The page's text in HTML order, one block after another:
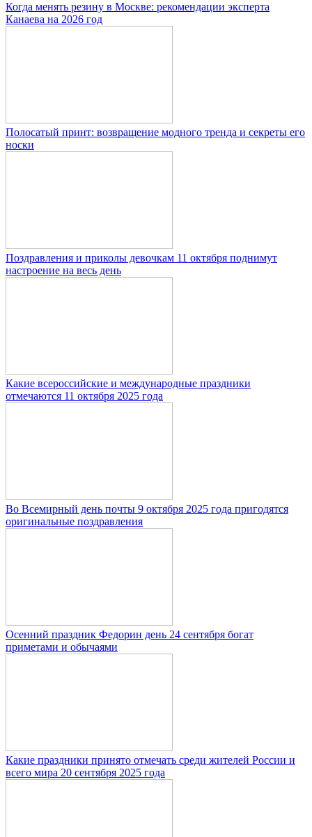
Когда менять резину в Москве: рекомендации эксперта
Канаева на 2026 год
Полосатый принт: возвращение модного тренда и секреты его
носки
Поздравления и приколы девочкам 11 октября поднимут
настроение на весь день
Какие всероссийские и международные праздники
отмечаются 11 октября 2025 года
Во Всемирный день почты 9 октября 2025 года пригодятся
оригинальные поздравления
Осенний праздник Федорин день 24 сентября богат
приметами и обычаями
Какие праздники принято отмечать среди жителей России и
всего мира 20 сентября 2025 года